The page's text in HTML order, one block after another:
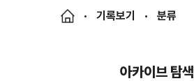
기록보기 분류
아카이브 탐색